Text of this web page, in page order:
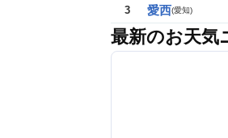
3 愛西(愛知)
最新のお天気